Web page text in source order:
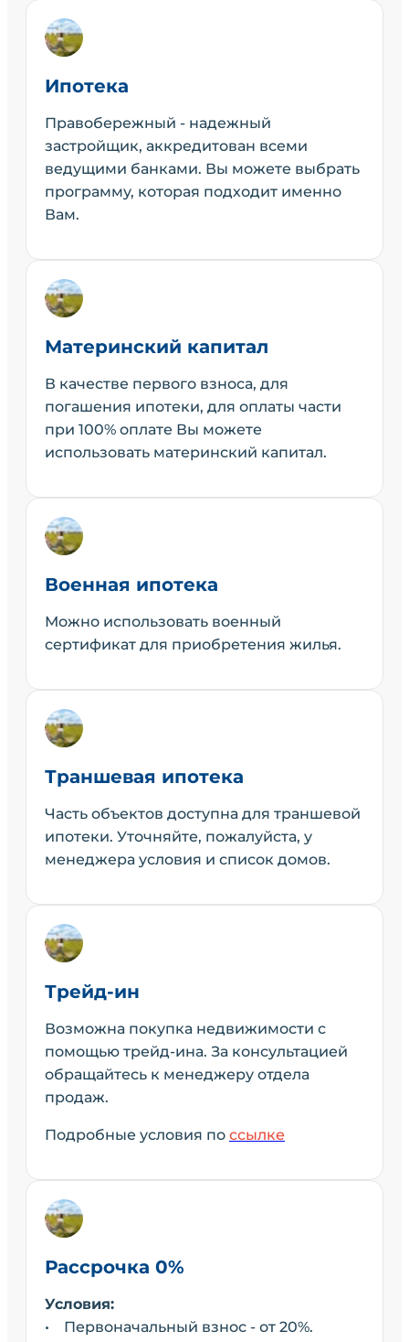
Ипотека
Правобережный - надежный
застройщик, аккредитован всеми
ведущими банками. Вы можете выбрать
программу, которая подходит именно
Вам.
Материнский капитал
В качестве первого взноса, для
погашения ипотеки, для оплаты части
при 100% оплате Вы можете
использовать материнский капитал.
Военная ипотека
Можно использовать военный
сертификат для приобретения жилья.
Траншевая ипотека
Часть объектов доступна для траншевой
ипотеки. Уточняйте, пожалуйста, у
менеджера условия и список домов.
Трейд-ин
Возможна покупка недвижимости с
помощью трейд-ина. За консультацией
обращайтесь к менеджеру отдела
продаж.
Подробные условия по ссылке
Рассрочка 0%
Условия:
• Первоначальный взнос - от 20%.